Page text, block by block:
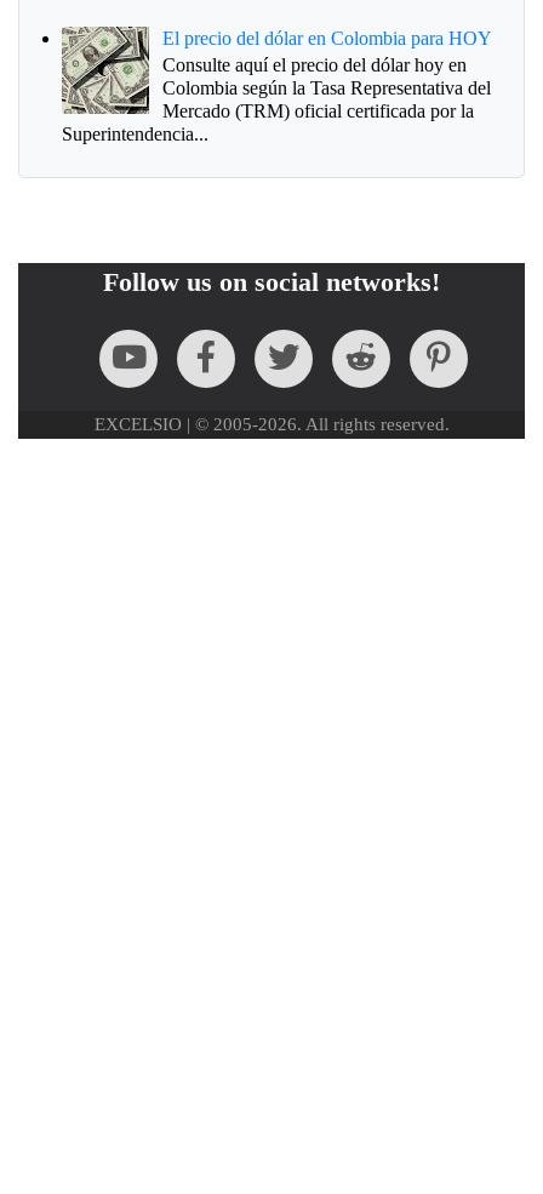
El precio del dólar en Colombia para HOY
Consulte aquí el precio del dólar hoy en
Colombia según la Tasa Representativa del
Mercado (TRM) oficial certificada por la
Superintendencia...
Follow us on social networks!
EXCELSIO | © 2005-2026. All rights reserved.